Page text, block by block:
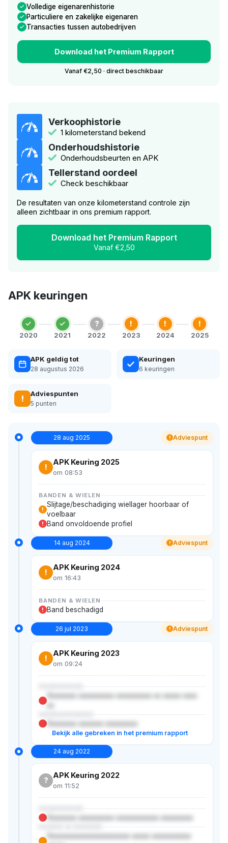
Volledige eigenarenhistorie
Particuliere en zakelijke eigenaren
Transacties tussen autobedrijven
Download het Premium Rapport
Vanaf €2,50 · direct beschikbaar
Verkoophistorie
1 kilometerstand bekend
Onderhoudshistorie
Onderhoudsbeurten en APK
Tellerstand oordeel
Check beschikbaar
De resultaten van onze kilometerstand controle zijn
alleen zichtbaar in ons premium rapport.
Download het Premium Rapport
Vanaf €2,50
APK keuringen
2020 2021
?
2022
!
2023
!
2024
!
2025
APK geldig tot
28 augustus 2026
Keuringen
6 keuringen
! Adviespunten
5 punten
28 aug 2025 ! Adviespunt
!
APK Keuring 2025
om 08:53
BANDEN & WIELEN
!
Slijtage/beschadiging wiellager hoorbaar of
voelbaar
! Band onvoldoende profiel
14 aug 2024 ! Adviespunt
!
APK Keuring 2024
om 16:43
BANDEN & WIELEN
! Band beschadigd
26 jul 2023 ! Adviespunt
!
APK Keuring 2023
om 09:24
XXXXXXXXX
Xxxxxxxx xxxxxxxxxx xxxxxxxxxx xx xxxxx xxxx
Xxxxxxxx xxxxxxx xxxxxxxxx
Bekijk alle gebreken in het premium rapport
24 aug 2022
?
APK Keuring 2022
om 11:52
XXXXXXXXX
Xxxxxxxx xxxxxxxxxx xxxxxxxxxxxx xxxxxxxxx
Xxxxxxxxxxxxxxxxxxxxxxx xxxxx xxxxxxxxxxx